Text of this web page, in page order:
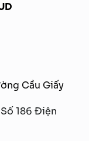
Cầu Giấy
186 Điện